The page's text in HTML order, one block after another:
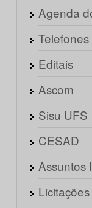
Agenda
Telefones
Editais
Ascom
Sisu UFS
CESAD
Assuntos
Licitações